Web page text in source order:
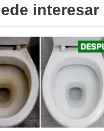
interesar